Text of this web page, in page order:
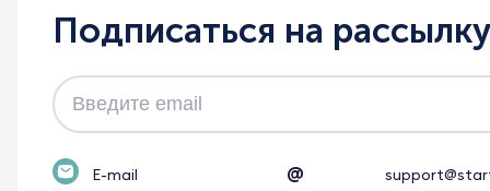
Подписаться на рассылку
E-mail @